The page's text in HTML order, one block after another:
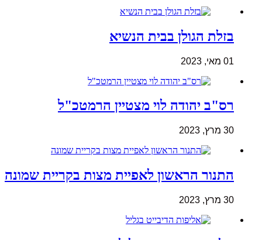
בזלת הגולן בבית הנשיא
01 מאי, 2023
רס"ב יהודה לוי מצטיין הרמטכ"ל
30 מרץ, 2023
התנור הראשון לאפיית מצות בקריית שמונה
30 מרץ, 2023